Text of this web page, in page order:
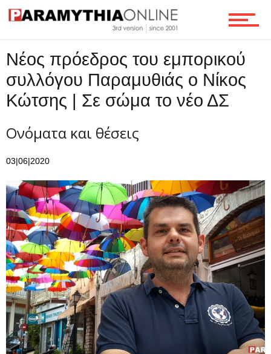
Ροή
Επικοινωνία
Νέος πρόεδρος του εμπορικού
συλλόγου Παραμυθιάς ο Νίκος
Κώτσης | Σε σώμα το νέο ΔΣ
Ονόματα και θέσεις
03|06|2020